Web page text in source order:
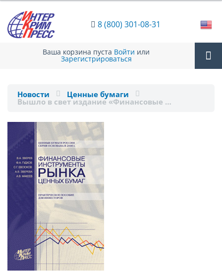
8 (800) 301-08-31
Ваша корзина пуста Войти или
Зарегистрироваться
Новости Ценные бумаги
Вышло в свет издание «Финансовые …